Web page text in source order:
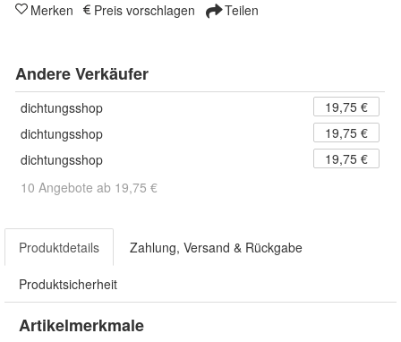
Merken Preis vorschlagen Teilen
Andere Verkäufer
dichtungsshop
19,75 €
dichtungsshop
19,75 €
dichtungsshop
19,75 €
10 Angebote ab 19,75 €
Produktdetails Zahlung, Versand & Rückgabe
Produktsicherheit
Artikelmerkmale